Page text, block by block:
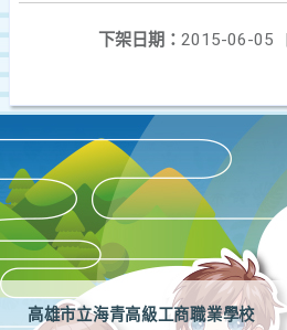
下架日期： 2015-06-05
|
高雄市立海青高級工商職業學校